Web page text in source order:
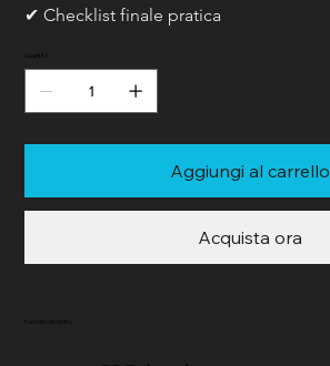
✔ Checklist finale pratica
Quantità
Aggiungi al carrello
Acquista ora
Formato prodotto